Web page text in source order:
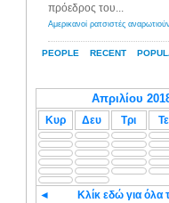
PEOPLE RECENT
πρόεδρος του...
Κυρ Δευ Τρι
◄ Κλίκ εδώ για όλα